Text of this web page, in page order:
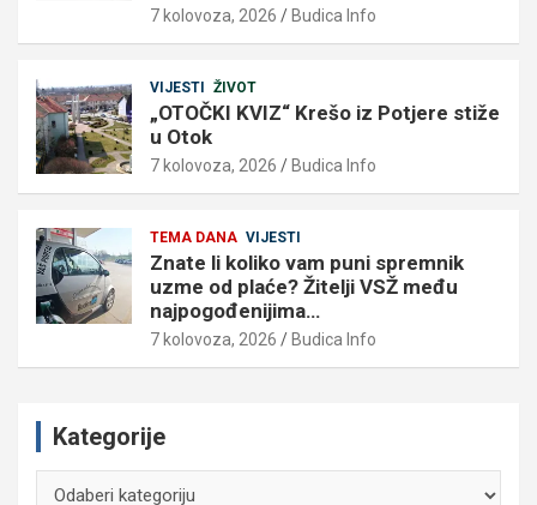
7 kolovoza, 2026 Budica Info
VIJESTI ŽIVOT
„OTOČKI KVIZ“ Krešo iz Potjere stiže
u Otok
7 kolovoza, 2026 Budica Info
TEMA DANA VIJESTI
Znate li koliko vam puni spremnik
uzme od plaće? Žitelji VSŽ među
najpogođenijima…
7 kolovoza, 2026 Budica Info
Kategorije